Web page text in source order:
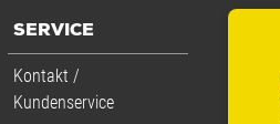
SERVICE
Kontakt /
Kundenservice